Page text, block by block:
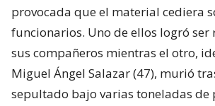
provocada que el material cediera
funcionarios. Uno de ellos logró ser
sus compañeros mientras el otro,
Miguel Ángel Salazar (47), murió
sepultado bajo varias toneladas de